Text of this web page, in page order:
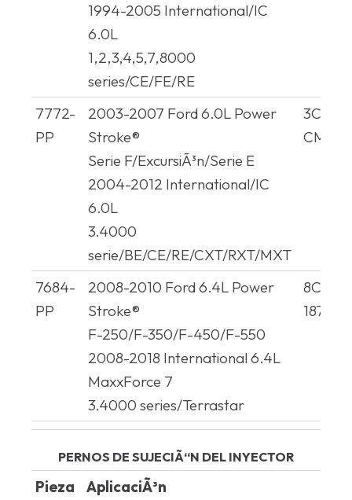
1994-2005 International/IC
6.0L
1,2,3,4,5,7,8000
series/CE/FE/RE
7772-
PP
2003-2007 Ford 6.0L Power
Stroke®
Serie F/ExcursiÃ³n/Serie E
2004-2012 International/IC
6.0L
3.4000
serie/BE/CE/RE/CXT/RXT/MXT
7684-
PP
2008-2010 Ford 6.4L Power
Stroke®
F-250/F-350/F-450/F-550
2008-2018 International 6.4L
MaxxForce 7
3.4000 series/Terrastar
PERNOS DE SUJECIÃ“N DEL INYECTOR
Pieza
AplicaciÃ³n